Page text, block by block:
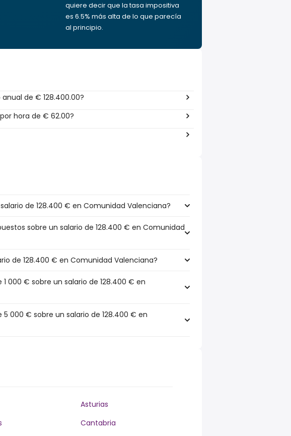
quiere decir que la tasa impositiva
es 6.5% más alta de lo que parecía
al principio.
de € 128.400.00?
hora de € 62.00?
de 128.400 € en Comunidad Valenciana?
sobre un salario de 128.400 € en Comunidad
de 128.400 € en Comunidad Valenciana?
000 € sobre un salario de 128.400 € en
000 € sobre un salario de 128.400 € en
Asturias
Cantabria